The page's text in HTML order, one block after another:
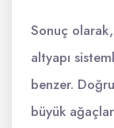
Sonuç
altyapı
benzer.
büyük